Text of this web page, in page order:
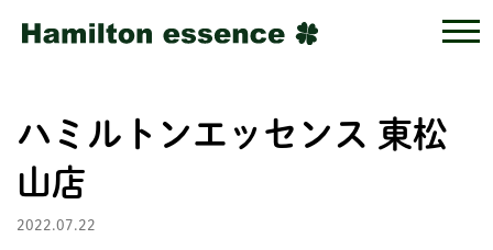
ハミルトンエッセンス 東松
山店
2022.07.22